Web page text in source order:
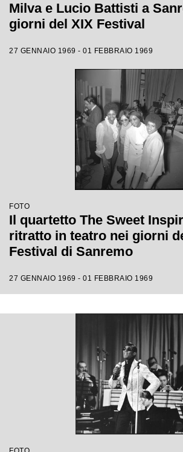
Milva e Lucio Battisti a
giorni del XIX Festival
27 GENNAIO 1969 - 01 FEBBRAIO 1969
FOTO
Il quartetto The Sweet
ritratto in teatro nei giorni
Festival di Sanremo
27 GENNAIO 1969 - 01 FEBBRAIO 1969